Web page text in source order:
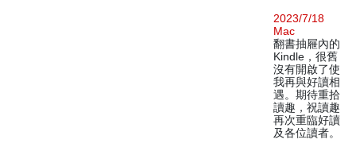
2023/7/18
Mac
翻書抽屜內的
Kindle，很舊
沒有開啟了使
我再與好讀相
遇。期待重拾
讀趣，祝讀趣
再次重臨好讀
及各位讀者。